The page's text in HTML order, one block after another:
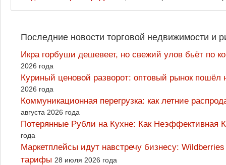
Последние новости торговой недвижимости и
Икра горбуши дешевеет, но свежий улов бьёт по
2026 года
Куриный ценовой разворот: оптовый рынок
2026 года
Коммуникационная перегрузка: как летние
августа 2026 года
Потерянные Рубли на Кухне: Как
года
Маркетплейсы идут навстречу бизнесу:
тарифы 28 июля 2026 года